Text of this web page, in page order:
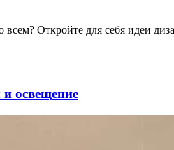
Откройте для себя идеи
освещение